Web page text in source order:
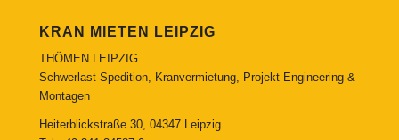
KRAN MIETEN LEIPZIG
THÖMEN LEIPZIG
Schwerlast-Spedition, Kranvermietung, Projekt Engineering &
Montagen
Heiterblickstraße 30, 04347 Leipzig